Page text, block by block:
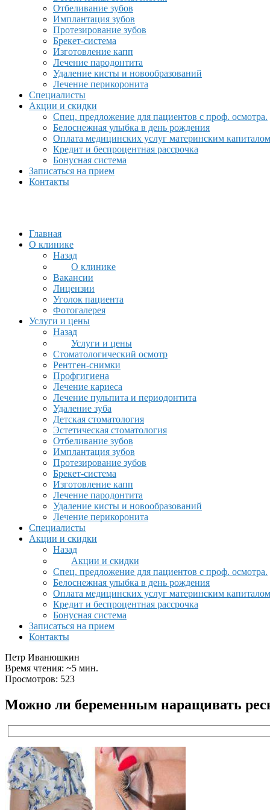
Отбеливание зубов
Имплантация зубов
Протезирование зубов
Брекет-система
Изготовление капп
Лечение пародонтита
Удаление кисты и новообразований
Лечение перикоронита
Специалисты
Акции и скидки
Спец. предложение для пациентов с проф. осмотра.
Белоснежная улыбка в день рождения
Оплата медицинских услуг материнским капиталом
Кредит и беспроцентная рассрочка
Бонусная система
Записаться на прием
Контакты
Главная
О клинике
Назад
О клинике
Вакансии
Лицензии
Уголок пациента
Фотогалерея
Услуги и цены
Назад
Услуги и цены
Стоматологический осмотр
Рентген-снимки
Профгигиена
Лечение кариеса
Лечение пульпита и периодонтита
Удаление зуба
Детская стоматология
Эстетическая стоматология
Отбеливание зубов
Имплантация зубов
Протезирование зубов
Брекет-система
Изготовление капп
Лечение пародонтита
Удаление кисты и новообразований
Лечение перикоронита
Специалисты
Акции и скидки
Назад
Акции и скидки
Спец. предложение для пациентов с проф. осмотра.
Белоснежная улыбка в день рождения
Оплата медицинских услуг материнским капиталом
Кредит и беспроцентная рассрочка
Бонусная система
Записаться на прием
Контакты
Петр Иванюшкин
Время чтения: ~5 мин.
Просмотров: 523
Можно ли беременным наращивать